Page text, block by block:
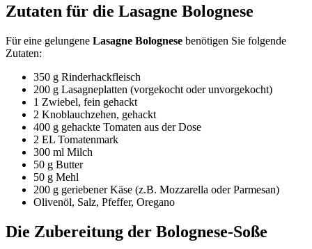
Zutaten für die Lasagne Bolognese
Für eine gelungene Lasagne Bolognese benötigen Sie folgende
Zutaten:
350 g Rinderhackfleisch
200 g Lasagneplatten (vorgekocht oder unvorgekocht)
1 Zwiebel, fein gehackt
2 Knoblauchzehen, gehackt
400 g gehackte Tomaten aus der Dose
2 EL Tomatenmark
300 ml Milch
50 g Butter
50 g Mehl
200 g geriebener Käse (z.B. Mozzarella oder Parmesan)
Olivenöl, Salz, Pfeffer, Oregano
Die Zubereitung der Bolognese-Soße